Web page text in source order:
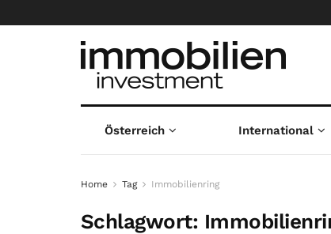
Österreich International
Home Tag Immobilienring
Schlagwort: